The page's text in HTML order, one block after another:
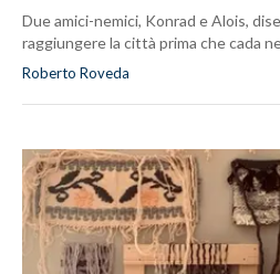
Due amici-nemici, Konrad e Alois,
raggiungere la città prima che cada
Roberto Roveda